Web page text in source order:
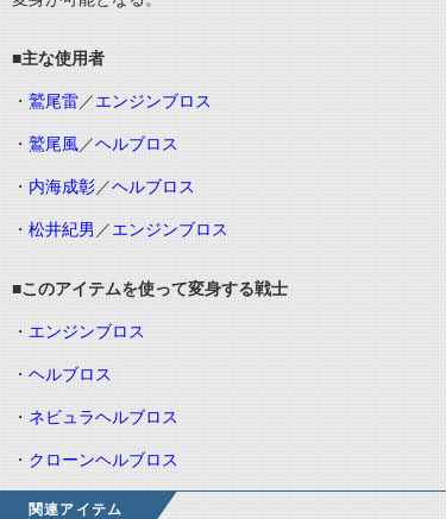
■主な使用者
・ 鷲尾雷／エンジンブロス
・ 鷲尾風／ヘルブロス
・ 内海成彰／ヘルブロス
・ 松井紀男 ／エンジンブロス
■このアイテムを使って変身する戦士
・ エンジンブロス
・ ヘルブロス
・ ネビュラヘルブロス
・ クローンヘルブロス
関連アイテム